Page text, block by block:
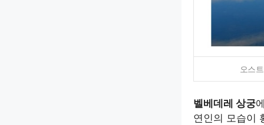
오스
벨베데레 상궁
연인의 모습이